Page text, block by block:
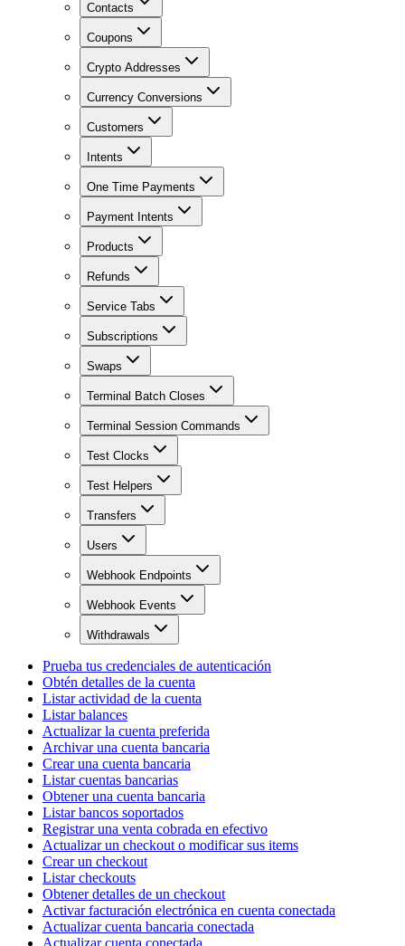
Contacts
Coupons
Crypto Addresses
Currency Conversions
Customers
Intents
One Time Payments
Payment Intents
Products
Refunds
Service Tabs
Subscriptions
Swaps
Terminal Batch Closes
Terminal Session Commands
Test Clocks
Test Helpers
Transfers
Users
Webhook Endpoints
Webhook Events
Withdrawals
Prueba tus credenciales de autenticación
Obtén detalles de la cuenta
Listar actividad de la cuenta
Listar balances
Actualizar la cuenta preferida
Archivar una cuenta bancaria
Crear una cuenta bancaria
Listar cuentas bancarias
Obtener una cuenta bancaria
Listar bancos soportados
Registrar una venta cobrada en efectivo
Actualizar un checkout o modificar sus items
Crear un checkout
Listar checkouts
Obtener detalles de un checkout
Activar facturación electrónica en cuenta conectada
Actualizar cuenta bancaria conectada